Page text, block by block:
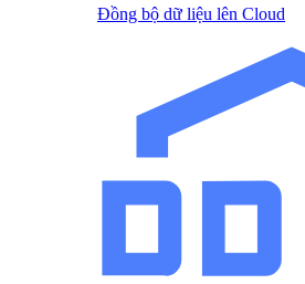
Đồng bộ dữ liệu lên Cloud